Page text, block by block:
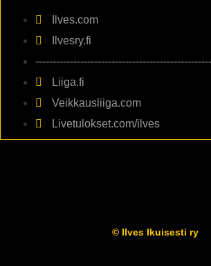
Ilves.com
Ilvesry.fi
Liiga.fi
Veikkausliiga.com
Livetulokset.com/ilves
© Ilves Ikuisesti ry